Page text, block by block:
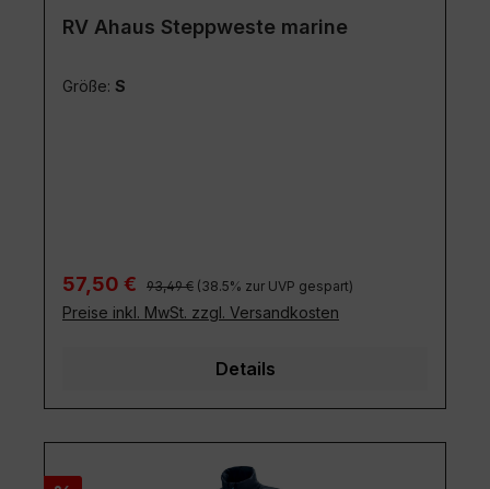
RV Ahaus Steppweste marine
Größe: S
Verkaufspreis:
57,50 € Regulärer Preis:
93,49 € (38.5% zur UVP gespart)
Preise inkl. MwSt. zzgl. Versandkosten
Details